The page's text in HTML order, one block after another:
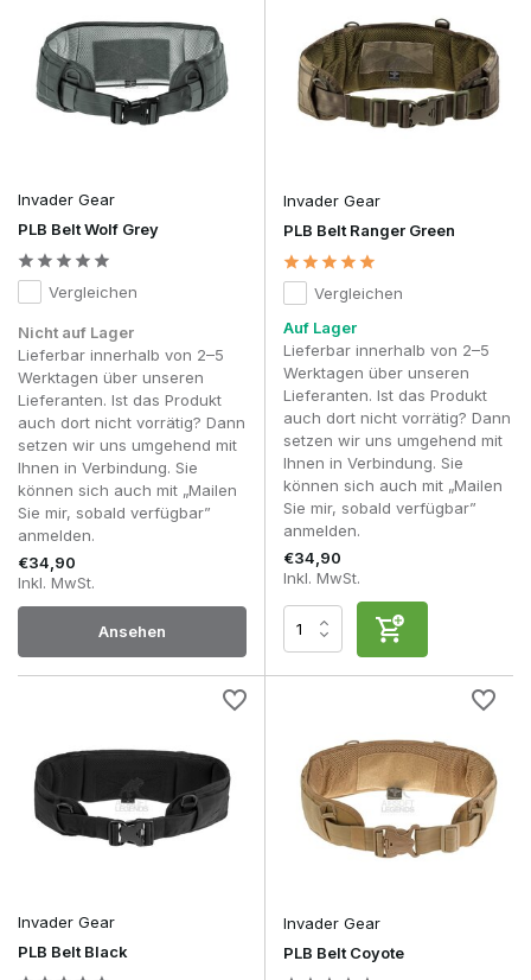
Bewegungsfreiheit einzuschränken. Wenn der Gürtel richtig
eingestellt ist, bleibt er beim Laufen, Kriechen und
Überwinden von Hindernissen stabil, während das Gewicht
gleichmäßig auf die Hüften verteilt wird.
weniger verschiebt. Insbesondere wenn mehrere
Magazintaschen, ein Pistolenhalfter und weiteres Zubehör
befestigt sind, sorgt dies für eine spürbar stabilere
Konfiguration. Bei vielen modernen zweiteiligen Systemen
bleibt der Innengürtel während des Spiels in der Hose,
während der äußere Kampfgürtel dank Klettverschluss sicher
an seinem Platz gehalten wird. Dadurch lässt sich die
gesamte Konfiguration schnell an- oder ausziehen, ohne die
Einstellung erneut ändern zu müssen.
Ein wichtiger Vorteil eines Combat-Gürtels besteht darin,
dass das Gewicht größtenteils auf den Hüften statt auf den
Schultern lastet. Dadurch werden die Schultern weniger
belastet, und eine komplette Ausrüstung fühlt sich bei
längeren Skirmishes oder Milsim-Veranstaltungen deutlich
angenehmer an.
Viele Spieler, die zum ersten Mal einen Combat Belt
verwenden, merken bereits beim ersten Gefecht, dass die
Belastung auf den Schultern nachlässt. Vor allem wenn ein
Plate Carrier oder Chest Rig mit einem gut ausgestatteten
Battle Belt kombiniert wird, ergibt sich eine spürbar bessere
Gewichtsverteilung, und häufig verwendetes Zubehör ist
Materialien und Verarbeitungsqualität
Die verwendeten Materialien bestimmen maßgeblich, wie
bequem, strapazierfähig und zuverlässig ein Combat Belt ist.
Polyester ist eine ausgezeichnete Wahl für das Airsoft-
langfristige Einwirkung unterschiedlicher
Invader Gear
PLB Belt Wolf Grey
Vergleichen
Nicht auf Lager
Lieferbar innerhalb von 2–5
Werktagen über unseren
Lieferanten. Ist das Produkt
auch dort nicht vorrätig? Dann
setzen wir uns umgehend mit
Ihnen in Verbindung. Sie
können sich auch mit „Mailen
Sie mir, sobald verfügbar”
anmelden.
€34,90
Inkl. MwSt.
Ansehen
Invader Gear
PLB Belt Ranger Green
Vergleichen
Auf Lager
Lieferbar innerhalb von 2–5
Werktagen über unseren
Lieferanten. Ist das Produkt
auch dort nicht vorrätig? Dann
setzen wir uns umgehend mit
Ihnen in Verbindung. Sie
können sich auch mit „Mailen
Sie mir, sobald verfügbar”
anmelden.
€34,90
Inkl. MwSt.
Invader Gear
PLB Belt Black
Invader Gear
PLB Belt Coyote